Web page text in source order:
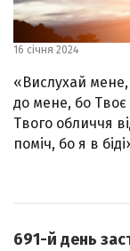
16 січня 2024
«Вислухай
до мене, бо Твоє
Твого обличчя
поміч, бо я в
691-й день